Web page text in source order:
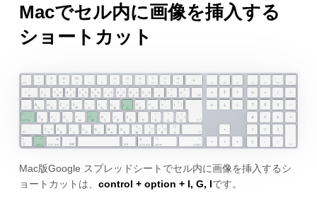
Macでセル内に画像を挿入する
ショートカット
Mac版Google スプレッドシートでセル内に画像を挿入するシ
ョートカットは、 control + option + I, G, Iです。